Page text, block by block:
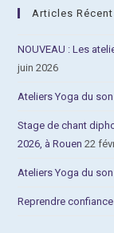
Articles
NOUVEAU : Les
juin 2026
Ateliers Yoga du
Stage de chant
2026, à Rouen 22
Ateliers Yoga du
Reprendre